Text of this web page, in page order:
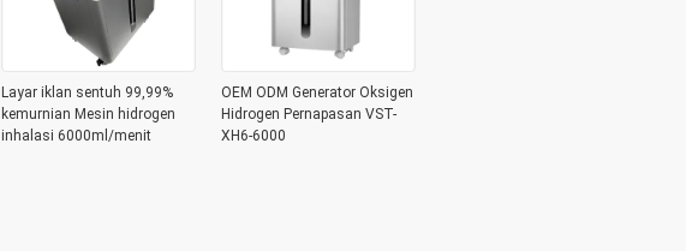
Layar iklan sentuh 99,99%
kemurnian Mesin hidrogen
inhalasi 6000ml/menit
OEM ODM Generator Oksigen
Hidrogen Pernapasan VST-
XH6-6000